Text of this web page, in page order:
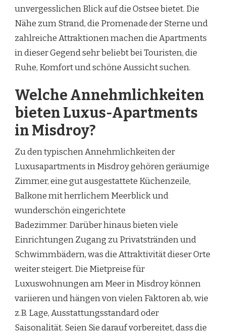
unvergesslichen Blick auf die Ostsee bietet. Die
Nähe zum Strand, die Promenade der Sterne und
zahlreiche Attraktionen machen die Apartments
in dieser Gegend sehr beliebt bei Touristen, die
Ruhe, Komfort und schöne Aussicht suchen.
Welche Annehmlichkeiten
bieten Luxus-Apartments
in Misdroy?
Zu den typischen Annehmlichkeiten der
Luxusapartments in Misdroy gehören geräumige
Zimmer, eine gut ausgestattete Küchenzeile,
Balkone mit herrlichem Meerblick und
wunderschön eingerichtete
Badezimmer. Darüber hinaus bieten viele
Einrichtungen Zugang zu Privatstränden und
Schwimmbädern, was die Attraktivität dieser Orte
weiter steigert. Die Mietpreise für
Luxuswohnungen am Meer in Misdroy können
variieren und hängen von vielen Faktoren ab, wie
z.B. Lage, Ausstattungsstandard oder
Saisonalität. Seien Sie darauf vorbereitet, dass die